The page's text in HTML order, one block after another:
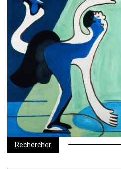
Rechercher